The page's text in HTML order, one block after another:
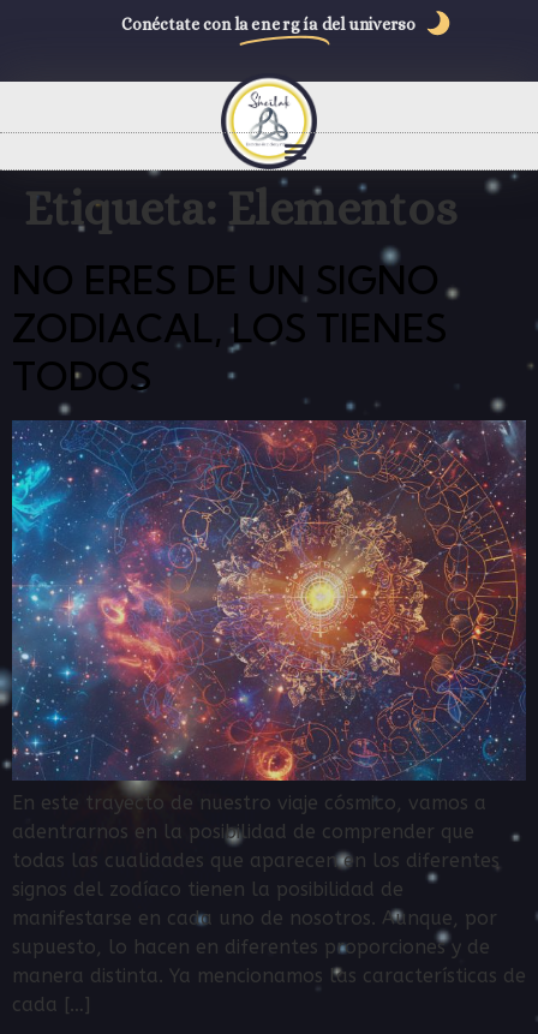
Conéctate con la energía del universo
Etiqueta: Elementos
NO ERES DE UN SIGNO
ZODIACAL, LOS TIENES
TODOS
En este trayecto de nuestro viaje cósmico, vamos a
adentrarnos en la posibilidad de comprender que
todas las cualidades que aparecen en los diferentes
signos del zodíaco tienen la posibilidad de
manifestarse en cada uno de nosotros. Aunque, por
supuesto, lo hacen en diferentes proporciones y de
manera distinta. Ya mencionamos las características de
cada […]